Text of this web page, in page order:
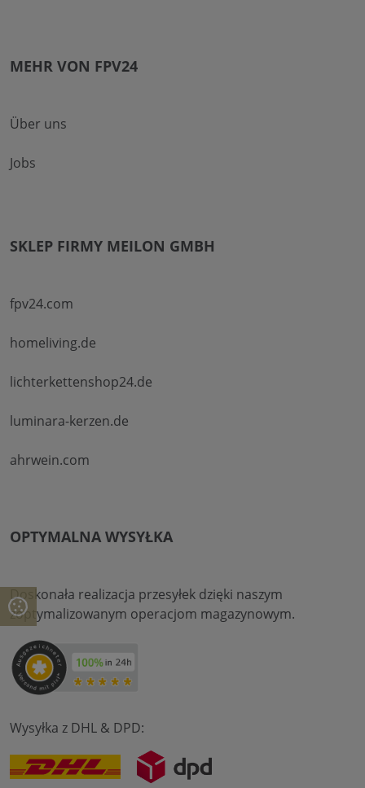
MEHR VON FPV24
Über uns
Jobs
SKLEP FIRMY MEILON GMBH
fpv24.com
homeliving.de
lichterkettenshop24.de
luminara-kerzen.de
ahrwein.com
OPTYMALNA WYSYŁKA
Doskonała realizacja przesyłek dzięki naszym
zoptymalizowanym operacjom magazynowym.
Wysyłka z DHL & DPD: